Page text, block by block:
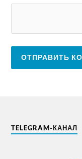
TELEGRAM-КАНАЛ